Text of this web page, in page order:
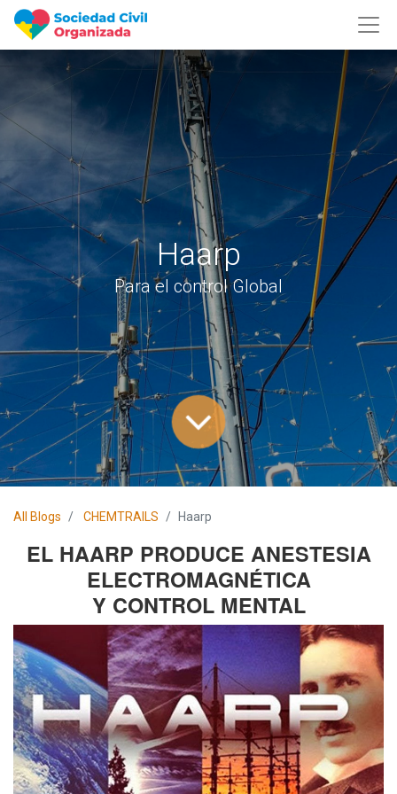
Haarp
Para el control Global
All Blogs CHEMTRAILS Haarp
EL HAARP PRODUCE ANESTESIA
ELECTROMAGNÉTICA
Y CONTROL MENTAL